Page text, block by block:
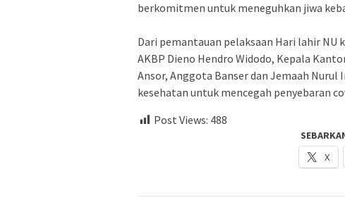
berkomitmen untuk meneguhkan jiwa
Dari pemantauan pelaksaan Hari lahir
AKBP Dieno Hendro Widodo, Kepala
Ansor, Anggota Banser dan Jemaah
kesehatan untuk mencegah penyebaran
Post Views: 488
X